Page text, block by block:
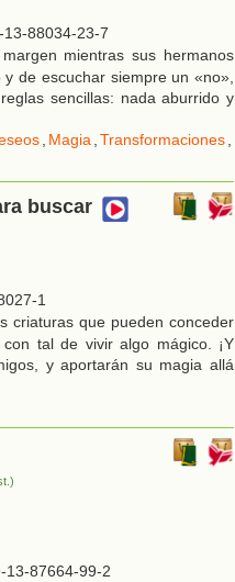
13-88034-23-7
mientras sus hermanos
de escuchar siempre un «no»,
sencillas: nada aburrido y
, Magia,Transformaciones,
buscar
1
criaturas que pueden conceder
tal de vivir algo mágico. ¡Y
y aportarán su magia allá
13-87664-99-2